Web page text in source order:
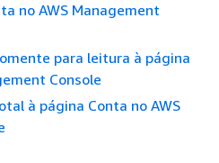
no AWS Management
para leitura à página
Console
à página Conta no AWS